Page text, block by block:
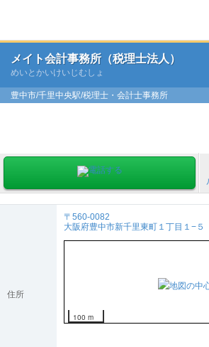
メイト会計事務所（税理士法人）
めいとかいけいじむしょ
豊中市/千里中央駅/税理士・会計士事務所
住所
〒560-0082
大阪府豊中市新千里東町１丁目１−５
100 m